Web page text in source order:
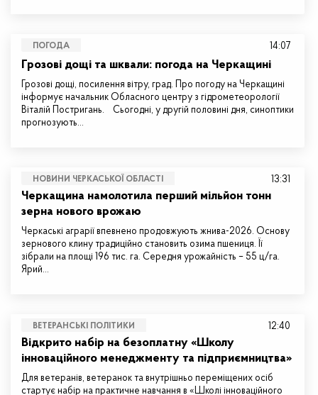
ПОГОДА
Грозові дощі та шквали: погода на Черкащині
Грозові дощі, посилення вітру, град. Про погоду на Черкащині
інформує начальник Обласного центру з гідрометеорології
Віталій Постригань. Сьогодні, у другій половині дня, синоптики
прогнозують…
14:07
НОВИНИ ЧЕРКАСЬКОЇ ОБЛАСТІ
Черкащина намолотила перший мільйон тонн
зерна нового врожаю
Черкаські аграрії впевнено продовжують жнива-2026. Основу
зернового клину традиційно становить озима пшениця. Її
зібрали на площі 196 тис. га. Середня урожайність – 55 ц/га.
Ярий…
13:31
ВЕТЕРАНСЬКІ ПОЛІТИКИ
Відкрито набір на безоплатну «Школу
інноваційного менеджменту та підприємництва»
Для ветеранів, ветеранок та внутрішньо переміщених осіб
стартує набір на практичне навчання в «Школі інноваційного
12:40